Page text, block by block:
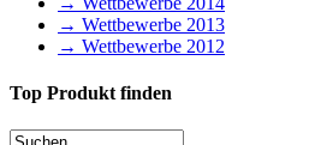
→ Wettbewerbe 2013
→ Wettbewerbe 2012
Top Produkt finden